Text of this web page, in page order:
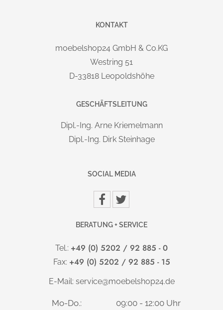
Die Lieferung erfolgt deutschlandweit Frei-Bordsteinkante.
für Laien problemlos und schnell durchzuführen. Auf
Wunsch: vor Ort Montageservice mit Verpackungsrücknahme
gegen Aufpreis möglich.
MARKE / HERSTELLER:
Kerkmannstraße 1 | D-33729 Bielefeld | info@kerkmann.de
KONTAKT
moebelshop24 GmbH & Co.KG
Westring 51
D-33818 Leopoldshöhe
GESCHÄFTSLEITUNG
Dipl.-Ing. Arne Kriemelmann
Dipl.-Ing. Dirk Steinhage
SOCIAL MEDIA
BERATUNG + SERVICE
Tel.: +49 (0) 5202 / 92 885 - 0
Fax: +49 (0) 5202 / 92 885 - 15
E-Mail: service@moebelshop24.de
Mo-Do.:
09:00 - 12:00 Uhr